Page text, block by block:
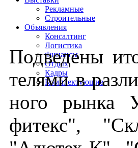
Рекламные
Строительные
Объявления
Консалтинг
Логистика
Финансы
Отдых
Кадры
Комплектующие
Под­ве­дены
теля­ми в
но­го рын­ка
фитекс",